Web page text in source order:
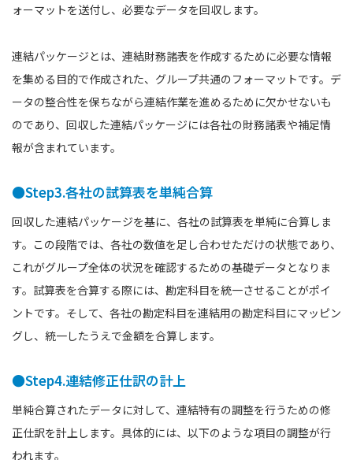
ォーマットを送付し、必要なデータを回収します。
連結パッケージとは、連結財務諸表を作成するために必要な情報
を集める目的で作成された、グループ共通のフォーマットです。デ
ータの整合性を保ちながら連結作業を進めるために欠かせないも
のであり、回収した連結パッケージには各社の財務諸表や補足情
報が含まれています。
●Step3.各社の試算表を単純合算
回収した連結パッケージを基に、各社の試算表を単純に合算しま
す。この段階では、各社の数値を足し合わせただけの状態であり、
これがグループ全体の状況を確認するための基礎データとなりま
す。試算表を合算する際には、勘定科目を統一させることがポイ
ントです。そして、各社の勘定科目を連結用の勘定科目にマッピン
グし、統一したうえで金額を合算します。
●Step4.連結修正仕訳の計上
単純合算されたデータに対して、連結特有の調整を行うための修
正仕訳を計上します。具体的には、以下のような項目の調整が行
われます。